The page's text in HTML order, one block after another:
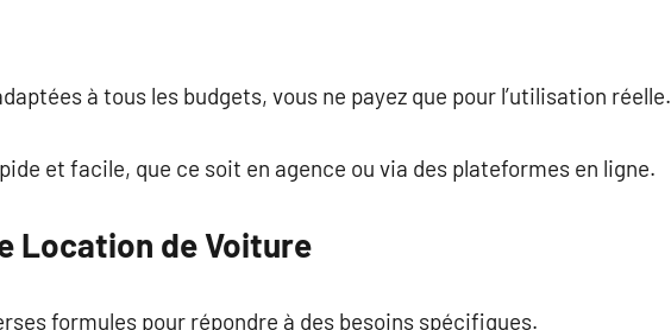
à tous les budgets, vous ne payez que pour l’utilisation réelle.
et facile, que ce soit en agence ou via des plateformes en ligne.
Location de Voiture
formules pour répondre à des besoins spécifiques.